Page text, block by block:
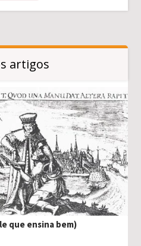
artigos
que ensina bem)